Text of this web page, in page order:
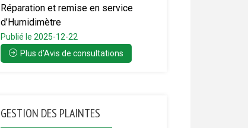
Réparation et remise en service
d’Humidimètre
Publié le 2025-12-22
Plus d’Avis de consultations
GESTION DES PLAINTES